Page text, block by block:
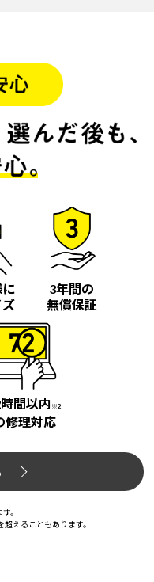
3年間の
無償保証
間以内 ※2
修理対応
。
えることもあります。